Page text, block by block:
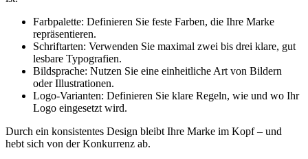
Farbpalette: Definieren Sie feste Farben, die Ihre Marke
repräsentieren.
Schriftarten: Verwenden Sie maximal zwei bis drei klare, gut
lesbare Typografien.
Bildsprache: Nutzen Sie eine einheitliche Art von Bildern
oder Illustrationen.
Logo-Varianten: Definieren Sie klare Regeln, wie und wo Ihr
Logo eingesetzt wird.
Durch ein konsistentes Design bleibt Ihre Marke im Kopf – und
hebt sich von der Konkurrenz ab.